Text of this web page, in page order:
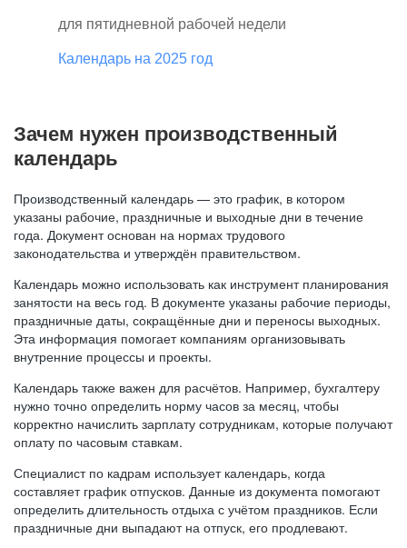
для пятидневной рабочей недели
Календарь на 2025 год
Зачем нужен производственный
календарь
Производственный календарь — это график, в котором
указаны рабочие, праздничные и выходные дни в течение
года. Документ основан на нормах трудового
законодательства и утверждён правительством.
Календарь можно использовать как инструмент планирования
занятости на весь год. В документе указаны рабочие периоды,
праздничные даты, сокращённые дни и переносы выходных.
Эта информация помогает компаниям организовывать
внутренние процессы и проекты.
Календарь также важен для расчётов. Например, бухгалтеру
нужно точно определить норму часов за месяц, чтобы
корректно начислить зарплату сотрудникам, которые получают
оплату по часовым ставкам.
Специалист по кадрам использует календарь, когда
составляет график отпусков. Данные из документа помогают
определить длительность отдыха с учётом праздников. Если
праздничные дни выпадают на отпуск, его продлевают.